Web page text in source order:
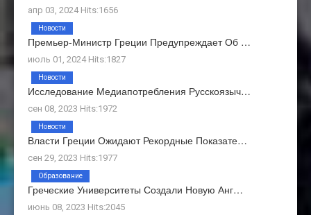
апр 03, 2024 Hits:1656
Премьер-Министр Греции Предупреждает Об …
июль 01, 2024 Hits:1827
Новости
Исследование Медиапотребления Русскоязыч…
сен 08, 2023 Hits:1972
Новости
Власти Греции Ожидают Рекордные Показате…
сен 29, 2023 Hits:1977
Новости
Греческие Университеты Создали Новую Анг…
июнь 08, 2023 Hits:2045
Образование